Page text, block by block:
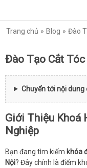
Trang chủ Blog Đào
Đào Tạo Cắt
Chuyển tới nội
Giới Thiệu Khoá
Nghiệp
Bạn đang tìm kiếm khóa
Nội? Đây chính là điểm